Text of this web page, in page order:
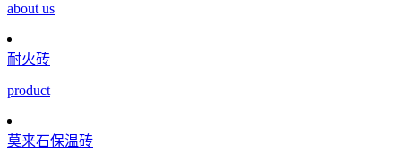
about us
耐火砖
product
莫来石保温砖